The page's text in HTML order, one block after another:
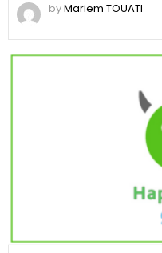
byMariem TOUATI